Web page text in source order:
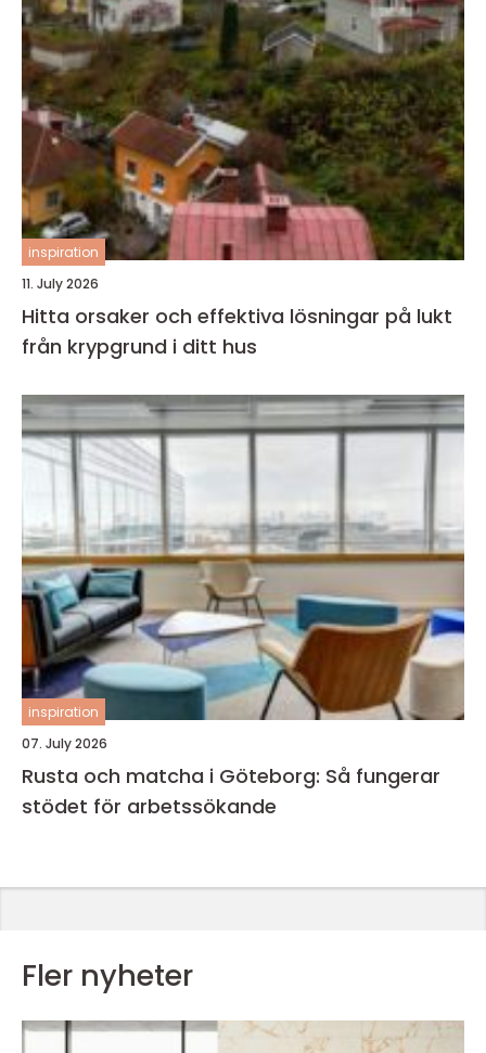
inspiration
11. July 2026
Hitta orsaker och effektiva lösningar på lukt
från krypgrund i ditt hus
inspiration
07. July 2026
Rusta och matcha i Göteborg: Så fungerar
stödet för arbetssökande
Fler nyheter